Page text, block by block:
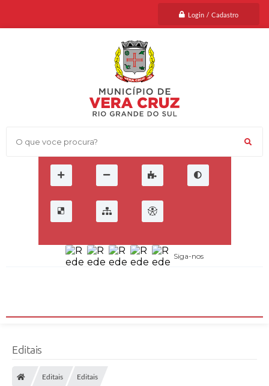
Login / Cadastro
O que voce procura?
Siga-nos
Editais
Editais Editais